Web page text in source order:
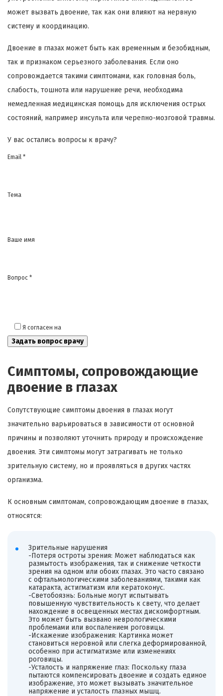
может вызвать двоение, так как они влияют на нервную
систему и координацию.
Двоение в глазах может быть как временным и безобидным,
так и признаком серьезного заболевания. Если оно
сопровождается такими симптомами, как головная боль,
слабость, тошнота или нарушение речи, необходима
немедленная медицинская помощь для исключения острых
состояний, например инсульта или черепно-мозговой травмы.
У вас остались вопросы к врачу?
Email *
Тема
Ваше имя
Вопрос *
Я согласен на
Симптомы, сопровождающие
двоение в глазах
Сопутствующие симптомы двоения в глазах могут
значительно варьироваться в зависимости от основной
причины и позволяют уточнить природу и происхождение
двоения. Эти симптомы могут затрагивать не только
зрительную систему, но и проявляться в других частях
организма.
К основным симптомам, сопровождающим двоение в глазах,
относятся:
Зрительные нарушения
-Потеря остроты зрения: Может наблюдаться как
размытость изображения, так и снижение четкости
зрения на одном или обоих глазах. Это часто связано
с офтальмологическими заболеваниями, такими как
катаракта, астигматизм или кератоконус.
-Светобоязнь: Больные могут испытывать
повышенную чувствительность к свету, что делает
нахождение в освещенных местах дискомфортным.
Это может быть вызвано неврологическими
проблемами или воспалением роговицы.
-Искажение изображения: Картинка может
становиться неровной или слегка деформированной,
особенно при астигматизме или изменениях
роговицы.
-Усталость и напряжение глаз: Поскольку глаза
пытаются компенсировать двоение и создать единое
изображение, это может вызывать значительное
напряжение и усталость глазных мышц.